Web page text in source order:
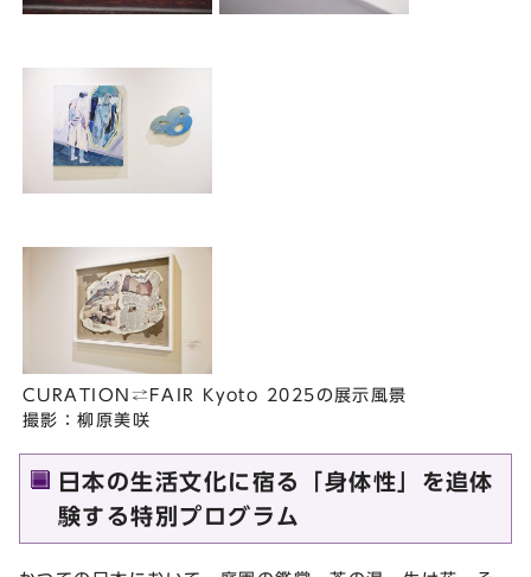
CURATION⇄FAIR Kyoto 2025の展⽰⾵景
撮影：柳原美咲
日本の生活文化に宿る「身体性」を追体
験する特別プログラム